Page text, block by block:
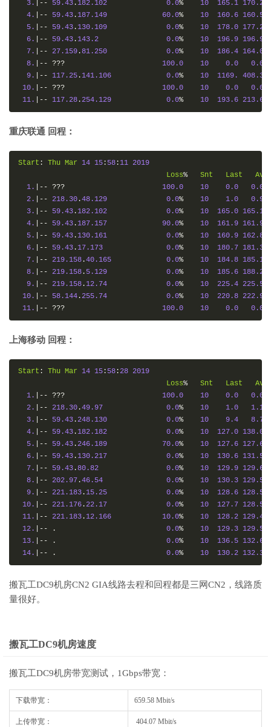
3. |-- 59.43 . 182.102 0.0% 10 165.1 170.2
4.
|-- 59.43 . 187.149 60.0% 10 160.6 160.5
5.
|-- 59.43 . 130.109 0.0% 10 178.0 177.2
6.
|-- 59.43 . 143.2 0.0% 10 196.9 196.9
7.
|-- 27.159 .81.250 0.0% 10 186.4 164.0
8.
|-- ??? 100.0 10 0.0
0.0
9.
|-- 117.25 . 141.106 0.0% 10 1169. 408.3
10.
|-- ??? 100.0 10 0.0
0.0
11.
|-- 117.28 .254.129 0.0% 10 193.6 213.6
重庆联通 回程：
Start : Thu Mar 14 15 : 58 : 11 2019
Loss% Snt Last
Avg
1.
|-- ??? 100.0 10 0.0
0.0
2.
|-- 218.30 .48.129 0.0% 10 1.0
0.9
3.
|-- 59.43 . 182.102 0.0% 10 165.0 165.1
4.
|-- 59.43 . 187.157 90.0% 10 161.9 161.9
5.
|-- 59.43 . 130.161 0.0% 10 160.9 162.8
6.
|-- 59.43 . 17.173 0.0% 10 180.7 181.3
7.
|-- 219.158 .40.165 0.0% 10 184.8 185.1
8.
|-- 219.158 . 5.129 0.0% 10 185.6 188.2
9.
|-- 219.158 . 12.74 0.0% 10 225.4 225.5
10.
|-- 58.144 .255.74 0.0% 10 220.8 222.9
11.
|-- ??? 100.0 10 0.0 0.0
上海移动 回程：
Start : Thu Mar 14 15 : 58 :28 2019
Loss% Snt Last
Avg
1.
|-- ??? 100.0 10 0.0
0.0
2.
|-- 218.30 .49.97 0.0% 10 1.0
1.1
3.
|-- 59.43 .248.130 0.0% 10 9.4
8.7
4.
|-- 59.43 . 182.182 0.0% 10 127.0 138.0
5.
|-- 59.43 .246.189 70.0% 10 127.6 127.6
6.
|-- 59.43 . 130.217 0.0% 10 130.6 131.5
7.
|-- 59.43 .80.82 0.0% 10 129.9 129.6
8.
|-- 202.97 .46.54 0.0% 10 130.3 129.5
9.
|-- 221.183 . 15.25 0.0% 10 128.6 128.5
10.
|-- 221.176 .22.17 0.0% 10 127.7 128.5
11.
|-- 221.183 . 12.166 10.0% 10 128.2 129.4
12.
|-- . 0.0% 10 129.3 129.5
13.
|-- . 0.0% 10 136.5 132.6
14.
|-- . 0.0% 10 130.2 132.3
搬瓦工DC9机房CN2 GIA线路去程和回程都是三网CN2，线路质
量很好。
搬瓦工DC9机房速度
搬瓦工DC9机房带宽测试，1Gbps带宽：
下载带宽： 659.58 Mbit/s
上传带宽： 404.07 Mbit/s